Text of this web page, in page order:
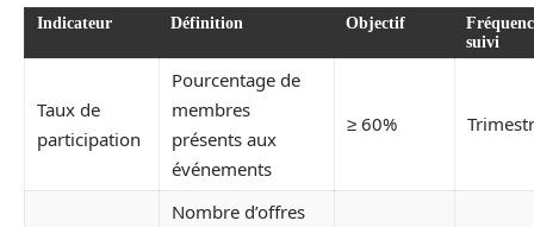
Indicateur Définition Objectif
suivi
Taux de
participation
Pourcentage de
membres
présents aux
événements
≥ 60%
Nombre d’offres